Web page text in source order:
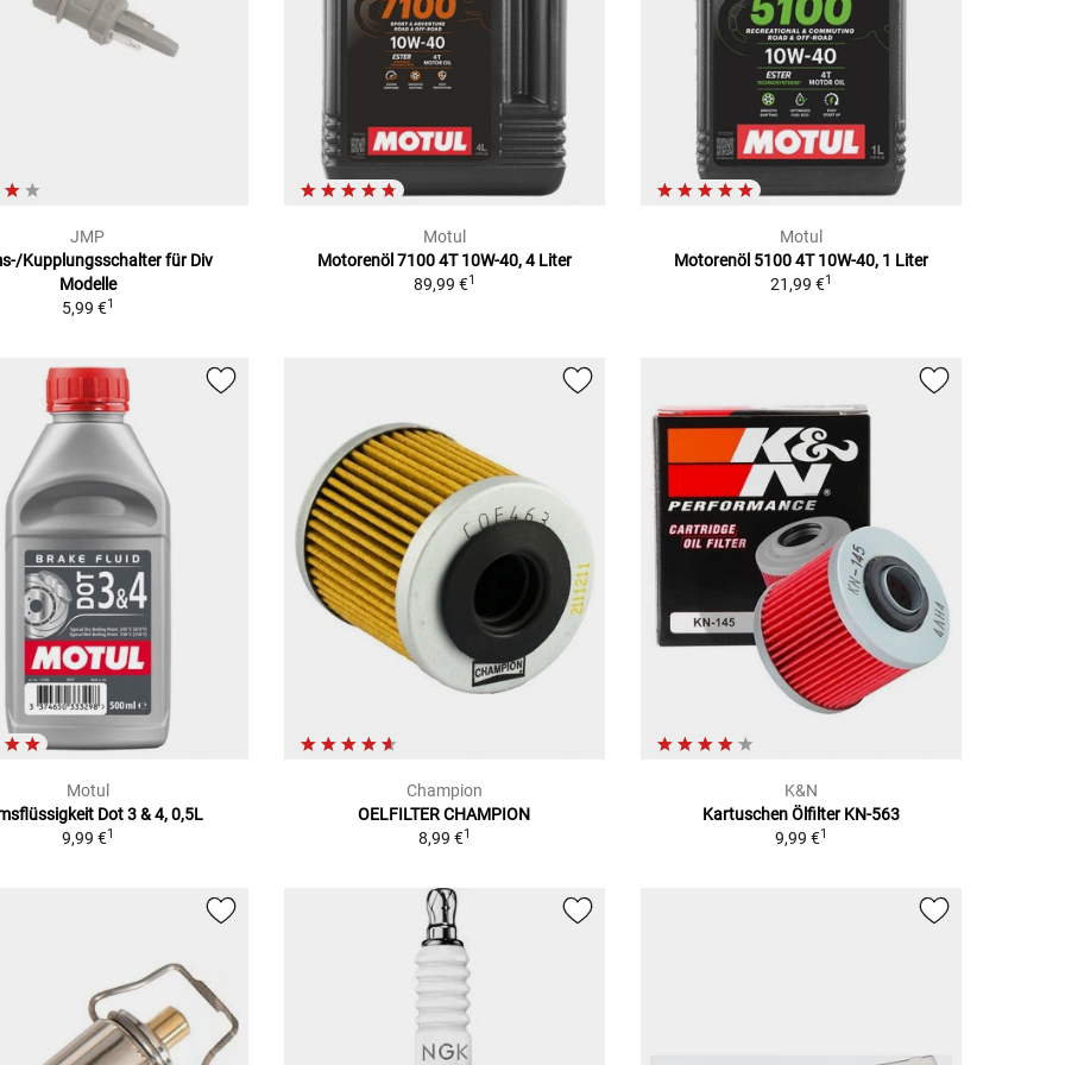
JMP
Kupplungsschalter für Div
Modelle
5,99 €1
Motul
Motorenöl 7100 4T 10W-40, 4 Liter
89,99 €1
Motul
Motorenöl 5100 4T 10W-40, 1 Liter
21,99 €1
Motul
Dot 3 & 4, 0,5L
9,99 €1
Champion
OELFILTER CHAMPION
8,99 €1
K&N
Kartuschen Ölfilter KN-563
9,99 €1